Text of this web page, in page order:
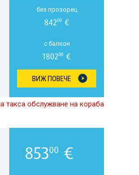
без прозорец
84200€
с балкон
180200 €
ВИЖ ПОВЕЧЕ
обслужване на кораба
85300 €